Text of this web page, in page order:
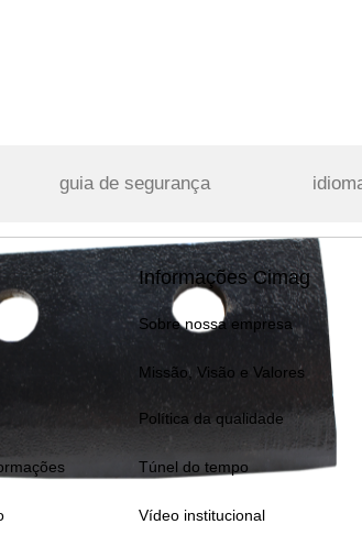
guia de segurança
Informações Cimag
Sobre nossa empresa
Missão, Visão e Valores
Política da qualidade
Túnel do tempo
Vídeo institucional